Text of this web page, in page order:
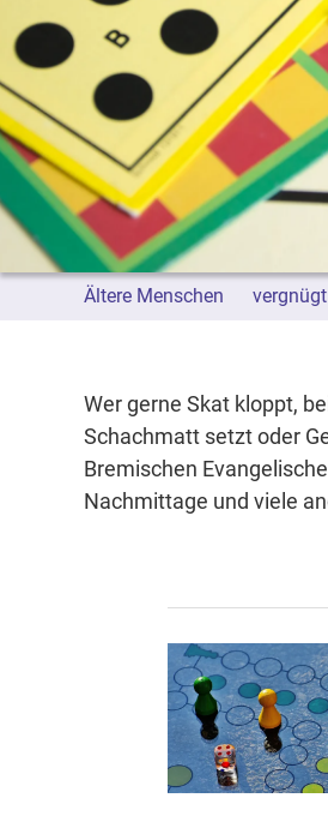
Ältere Menschen
Wer gerne Skat kloppt,
Schachmatt setzt oder
Bremischen
Nachmittage und viele